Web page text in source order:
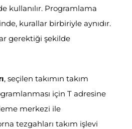
kullanılır. Programlama
kurallar birbiriyle aynıdır.
gerektiği şekilde
, seçilen takımın takım
için T adresine
merkezi ile
tezgahları takım işlevi